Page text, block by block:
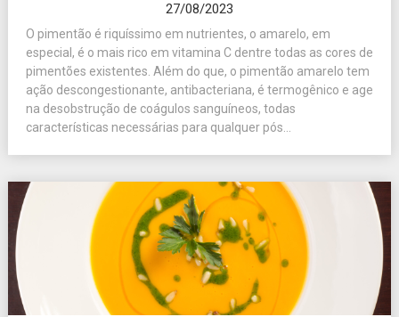
27/08/2023
O pimentão é riquíssimo em nutrientes, o amarelo, em
especial, é o mais rico em vitamina C dentre todas as cores de
pimentões existentes. Além do que, o pimentão amarelo tem
ação descongestionante, antibacteriana, é termogênico e age
na desobstrução de coágulos sanguíneos, todas
características necessárias para qualquer pós...